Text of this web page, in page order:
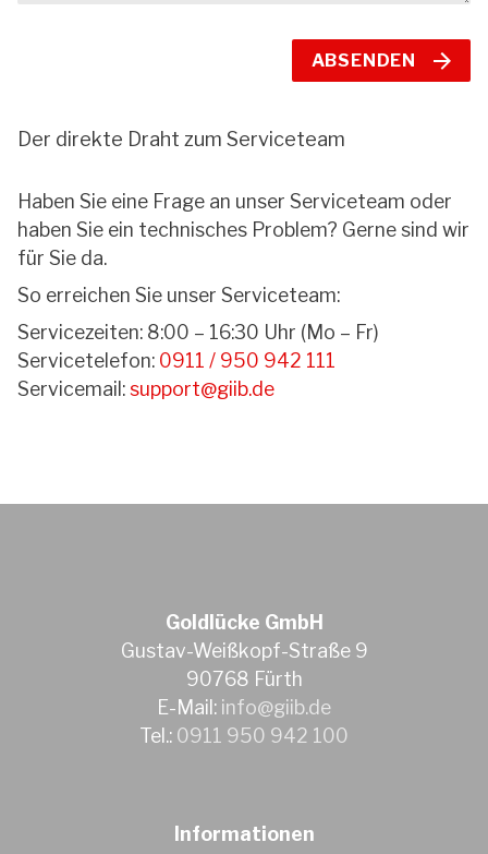
ABSENDEN
Der direkte Draht zum Serviceteam
Haben Sie eine Frage an unser Serviceteam oder
haben Sie ein technisches Problem? Gerne sind wir
für Sie da.
So erreichen Sie unser Serviceteam:
Servicezeiten: 8:00 – 16:30 Uhr (Mo – Fr)
Servicetelefon: 0911 / 950 942 111
Servicemail:support@giib.de
Goldlücke GmbH
Gustav-Weißkopf-Straße 9
90768 Fürth
E-Mail: info@giib.de
Tel.: 0911 950 942 100
Informationen